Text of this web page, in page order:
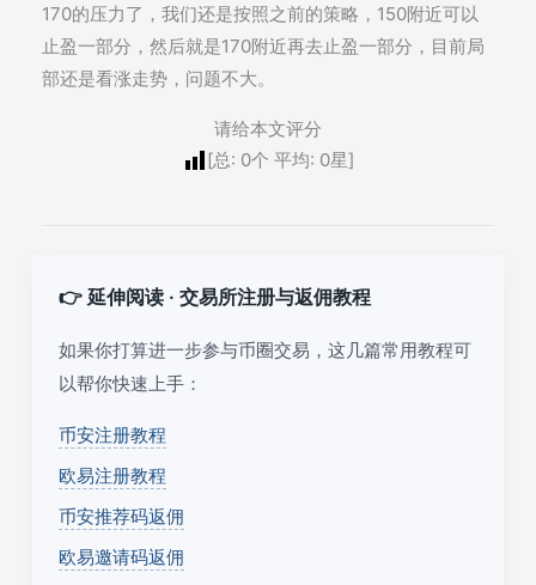
170的压力了，我们还是按照之前的策略，150附近可以
止盈一部分，然后就是170附近再去止盈一部分，目前局
部还是看涨走势，问题不大。
请给本文评分
[总: 0个 平均: 0星]
👉 延伸阅读 · 交易所注册与返佣教程
如果你打算进一步参与币圈交易，这几篇常用教程可
以帮你快速上手：
币安注册教程
欧易注册教程
币安推荐码返佣
欧易邀请码返佣